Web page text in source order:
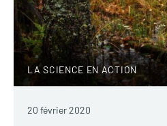
LA SCIENCE EN ACTION
20 février 2020